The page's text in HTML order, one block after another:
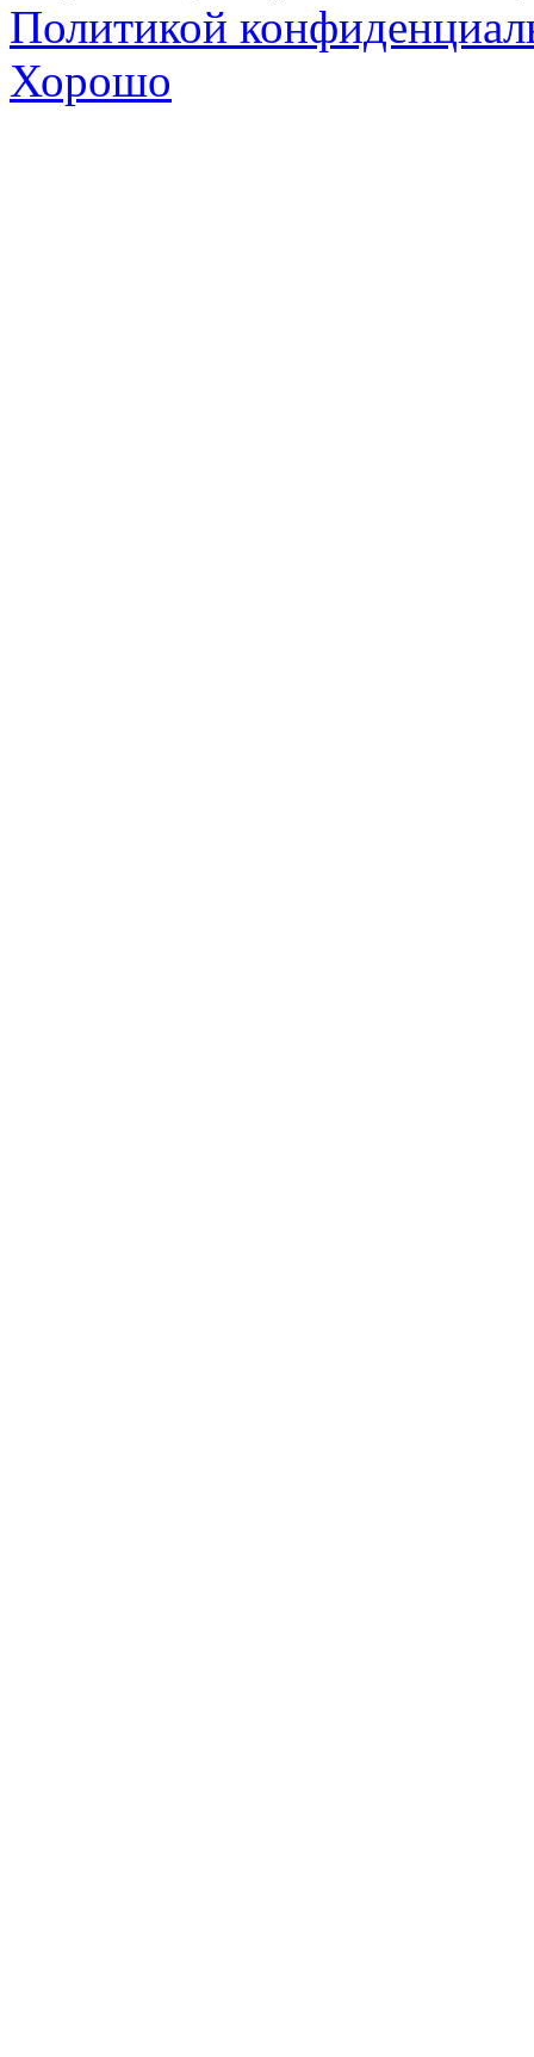
Политикой
Хорошо